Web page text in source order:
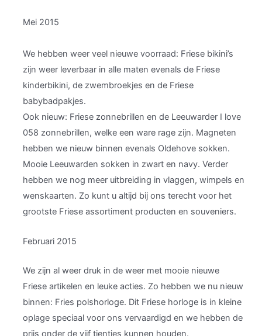
Mei 2015
We hebben weer veel nieuwe voorraad: Friese bikini’s
zijn weer leverbaar in alle maten evenals de Friese
kinderbikini, de zwembroekjes en de Friese
babybadpakjes.
Ook nieuw: Friese zonnebrillen en de Leeuwarder I love
058 zonnebrillen, welke een ware rage zijn. Magneten
hebben we nieuw binnen evenals Oldehove sokken.
Mooie Leeuwarden sokken in zwart en navy. Verder
hebben we nog meer uitbreiding in vlaggen, wimpels en
wenskaarten. Zo kunt u altijd bij ons terecht voor het
grootste Friese assortiment producten en souveniers.
Februari 2015
We zijn al weer druk in de weer met mooie nieuwe
Friese artikelen en leuke acties. Zo hebben we nu nieuw
binnen: Fries polshorloge. Dit Friese horloge is in kleine
oplage speciaal voor ons vervaardigd en we hebben de
prijs onder de vijf tientjes kunnen houden.